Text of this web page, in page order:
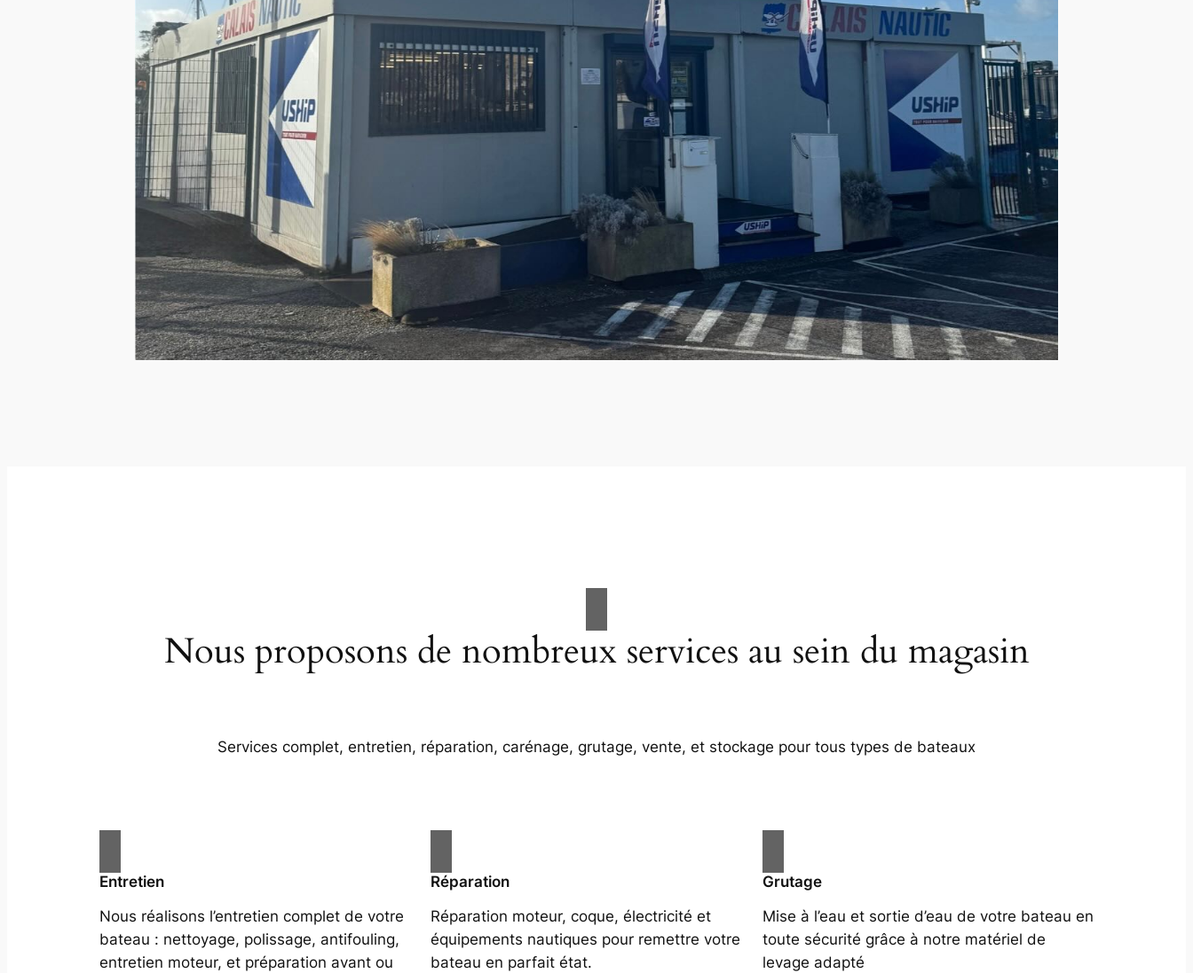
Nous proposons de nombreux services au sein du magasin
Services complet, entretien, réparation, carénage, grutage, vente, et stockage pour tous types de bateaux
Entretien
Nous réalisons l’entretien complet de votre
bateau : nettoyage, polissage, antifouling,
entretien moteur, et préparation avant ou
Réparation
Réparation moteur, coque, électricité et
équipements nautiques pour remettre votre
bateau en parfait état.
Grutage
Mise à l’eau et sortie d’eau de votre bateau en
toute sécurité grâce à notre matériel de
levage adapté